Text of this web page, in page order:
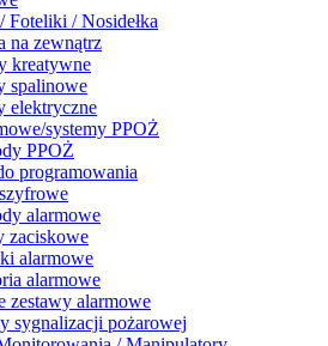
Foteliki / Nosidełka
na zewnątrz
kreatywne
spalinowe
elektryczne
systemy PPOŻ
PPOŻ
programowania
alarmowe
zaciskowe
alarmowe
alarmowe
zestawy alarmowe
sygnalizacji pożarowej